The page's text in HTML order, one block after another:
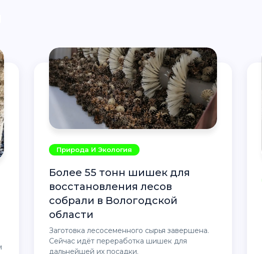
Природа И Экология
Более 55 тонн шишек для
восстановления лесов
собрали в Вологодской
области
Заготовка лесосеменного сырья завершена.
Сейчас идёт переработка шишек для
дальнейшей их посадки.